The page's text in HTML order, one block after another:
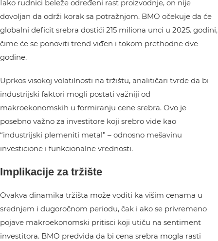
Iako rudnici beleže određeni rast proizvodnje, on nije
dovoljan da održi korak sa potražnjom. BMO očekuje da će
globalni deficit srebra dostići 215 miliona unci u 2025. godini,
čime će se ponoviti trend viđen i tokom prethodne dve
godine.
Uprkos visokoj volatilnosti na tržištu, analitičari tvrde da bi
industrijski faktori mogli postati važniji od
makroekonomskih u formiranju cene srebra. Ovo je
posebno važno za investitore koji srebro vide kao
“industrijski plemeniti metal” – odnosno mešavinu
investicione i funkcionalne vrednosti.
Implikacije za tržište
Ovakva dinamika tržišta može voditi ka višim cenama u
srednjem i dugoročnom periodu, čak i ako se privremeno
pojave makroekonomski pritisci koji utiču na sentiment
investitora. BMO predviđa da bi cena srebra mogla rasti